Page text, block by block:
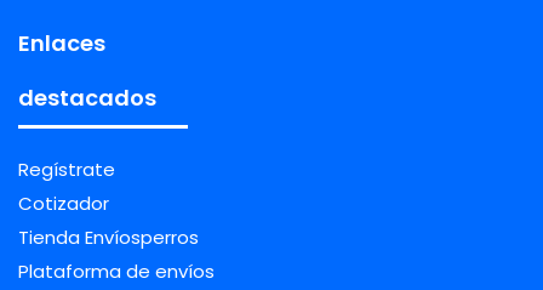
Enlaces
destacados
Regístrate
Cotizador
Tienda Envíosperros
Plataforma de envíos